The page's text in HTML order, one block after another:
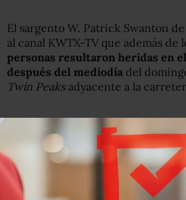
El sargento W. Patrick Swanton
al canal KWTX-TV que además de
personas resultaron heridas en
después del mediodía del
Twin Peaksadyacente a la
La gravedad de las lesiones se
y tampoco se sabe si entre los
terceras personas que se hallaban
momento del enfrentamiento.